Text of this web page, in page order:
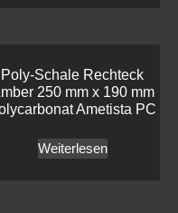
Poly-Schale Rechteck
250 mm x 190 mm
Ametista PC
Weiterlesen